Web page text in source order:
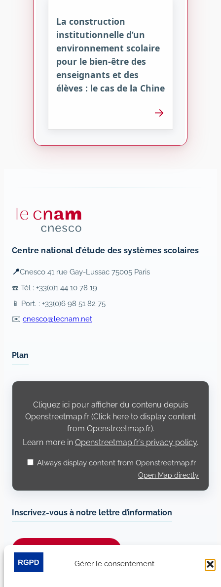
Gérer le consentement
La construction
institutionnelle d’un
environnement scolaire
pour le bien-être des
enseignants et des
élèves : le cas de la Chine
→
Centre national d’étude des systèmes scolaires
📍Cnesco 41 rue Gay-Lussac 75005 Paris
☎️ Tél : +33(0)1 44 10 78 19
📱 Port. : +33(0)6 98 51 82 75
✉️ cnesco@lecnam.net
Plan
Display
Openstreetmap.fr
Cliquez ici pour afficher du contenu depuis
Openstreetmap.fr (Click here to display content
from Openstreetmap.fr).
Learn more in Openstreetmap.fr’s privacy policy.
Always display content from Openstreetmap.fr
Open Map directly
Inscrivez-vous à notre lettre d’information